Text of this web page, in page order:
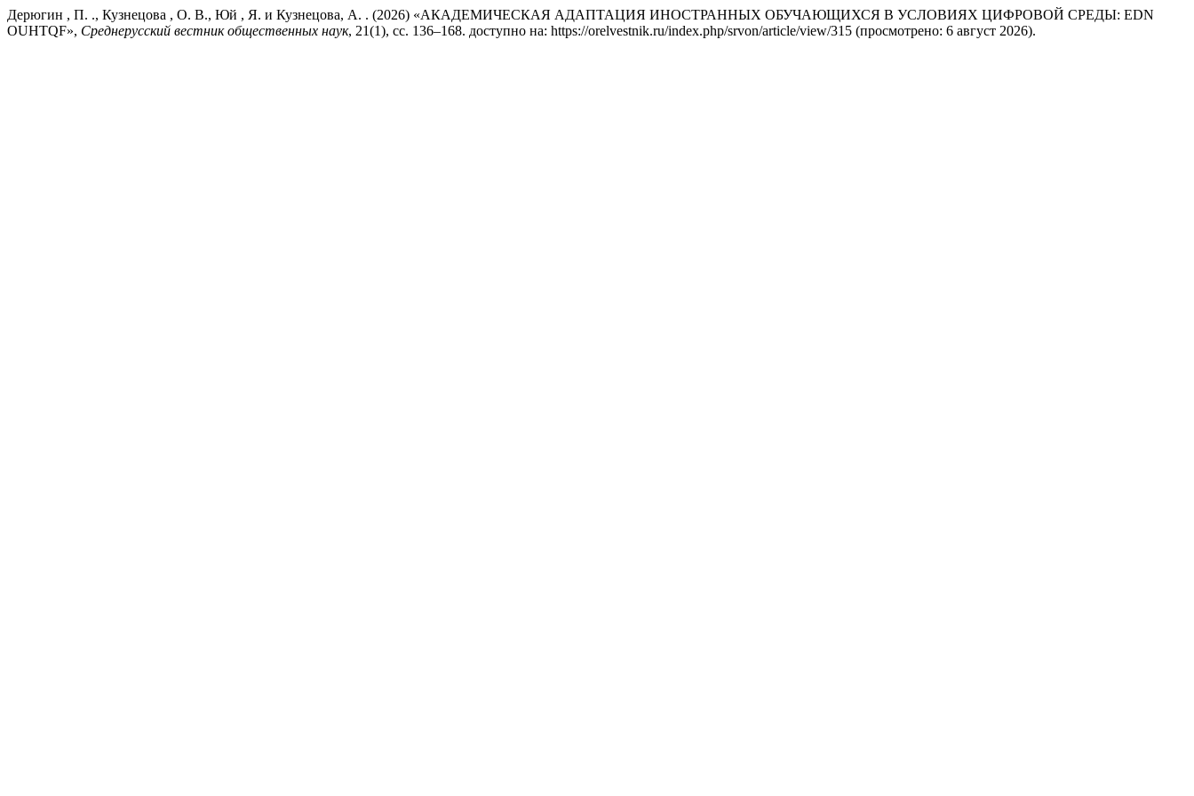
Дерюгин , П. ., Кузнецова , О. В., Юй , Я. и Кузнецова, А. . (2026) «АКАДЕМИЧЕСКАЯ АДАПТАЦИЯ ИНОСТРАННЫХ ОБУЧАЮЩИХСЯ В УСЛОВИЯХ ЦИФРОВОЙ СРЕДЫ: EDN
OUHTQF», Среднерусский вестник общественных наук, 21(1), сс. 136–168. доступно на: https://orelvestnik.ru/index.php/srvon/article/view/315 (просмотрено: 6 август 2026).